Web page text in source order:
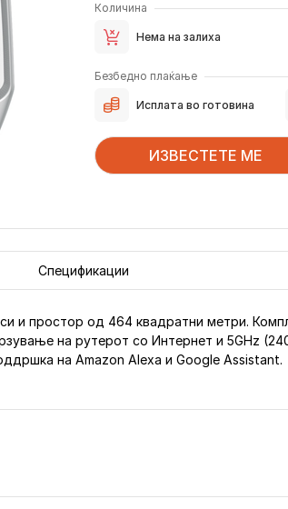
Количина
Нема на залиха
Безбедно плаќање
Исплата во готовина
ИЗВЕСТЕТЕ МЕ
Спецификации
и простор од 464 квадратни метри.
на рутерот со Интернет и 5GHz
на Amazon Alexa и Google Assistant.